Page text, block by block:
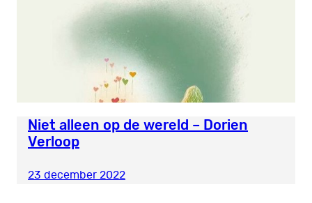
Niet alleen op de wereld – Dorien
Verloop
23 december 2022